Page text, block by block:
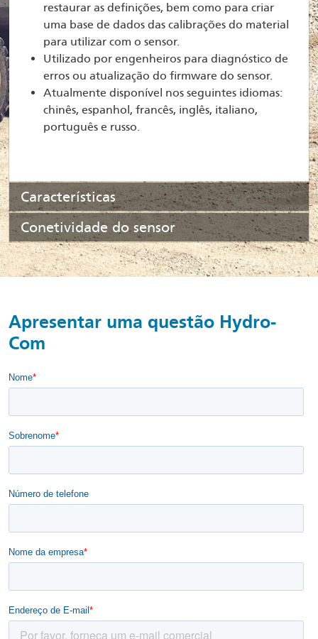
restaurar as definições, bem como para criar
uma base de dados das calibrações do material
para utilizar com o sensor.
Utilizado por engenheiros para diagnóstico de
erros ou atualização do firmware do sensor.
Atualmente disponível nos seguintes idiomas:
chinês, espanhol, francês, inglês, italiano,
português e russo.
Características
Conetividade do sensor
Apresentar uma questão Hydro-
Com